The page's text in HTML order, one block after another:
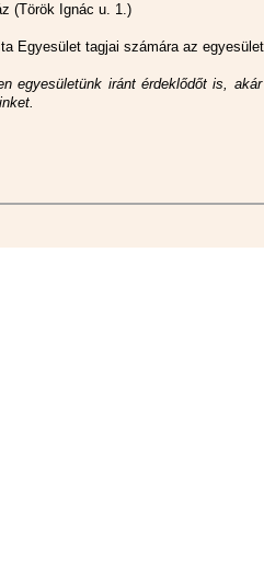
(Török Ignác u. 1.)
Egyesület tagjai számára az
egyesületünk iránt érdeklődőt is, akár